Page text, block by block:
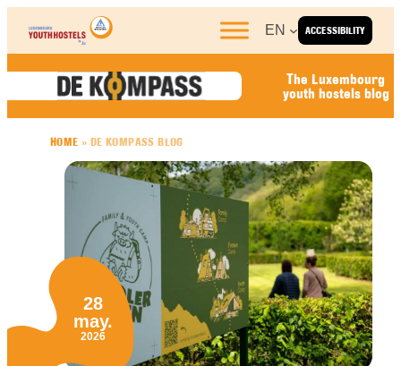
Skip to content
ACCESSIBILITY
EN
The Luxembourg
youth hostels blog
HOME » DE KOMPASS BLOG
28
may.
2026